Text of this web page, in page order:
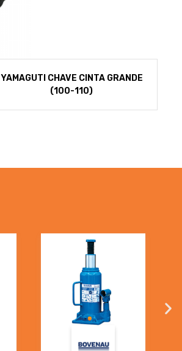
YAMAGUTI CHAVE CINTA GRANDE
(100-110)